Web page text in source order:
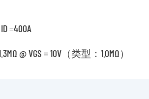
=400A
@ VGS = 10V（类型：1.0MΩ）